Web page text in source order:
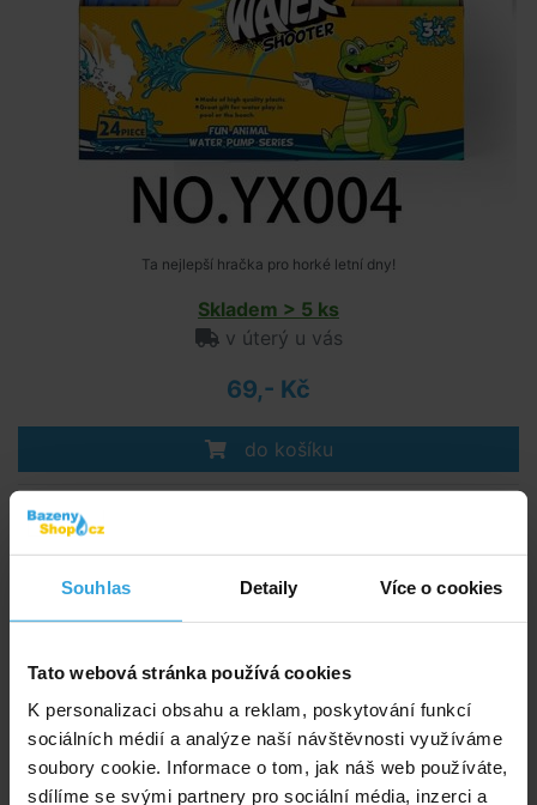
Souhlas Detaily Více o cookies
Tato webová stránka používá cookies
K personalizaci obsahu a reklam, poskytování funkcí
sociálních médií a analýze naší návštěvnosti využíváme
soubory cookie. Informace o tom, jak náš web používáte,
sdílíme se svými partnery pro sociální média, inzerci a
Ta nejlepší hračka pro horké letní dny!
Skladem > 5 ks
v úterý u vás
69,- Kč
do košíku